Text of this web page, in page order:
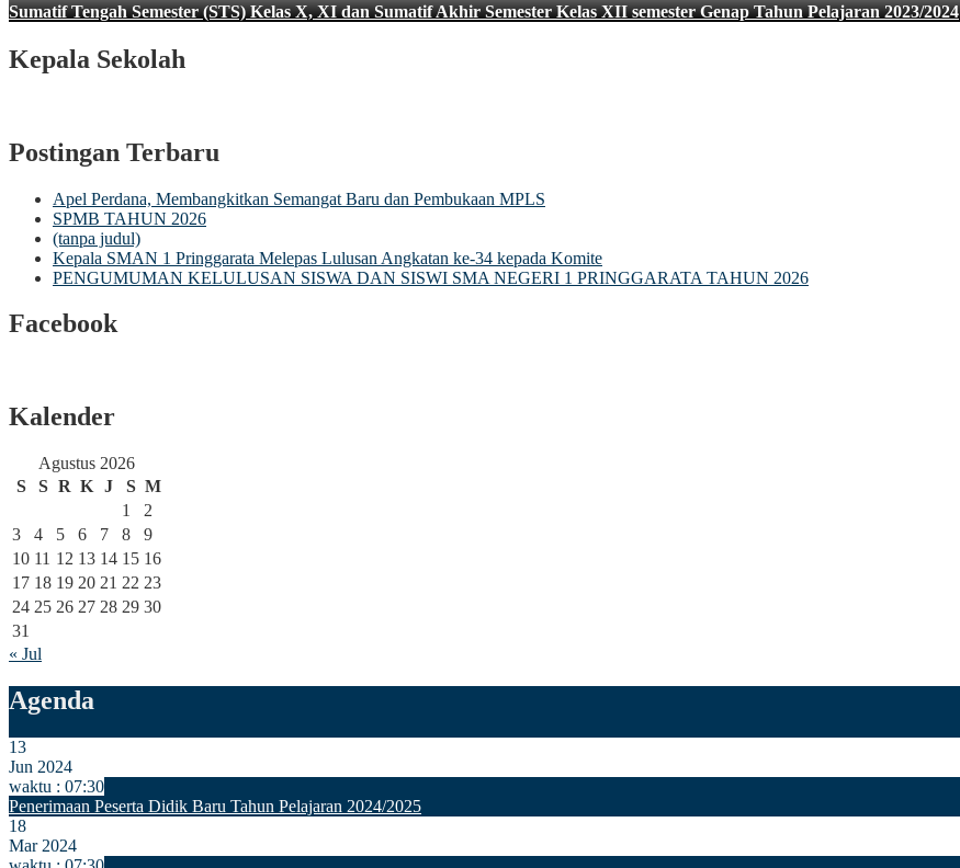
Sumatif Tengah Semester (STS) Kelas X, XI dan Sumatif Akhir Semester Kelas XII semester Genap Tahun Pelajaran 2023/2024
Kepala Sekolah
Postingan Terbaru
Apel Perdana, Membangkitkan Semangat Baru dan Pembukaan MPLS
SPMB TAHUN 2026
(tanpa judul)
Kepala SMAN 1 Pringgarata Melepas Lulusan Angkatan ke-34 kepada Komite
PENGUMUMAN KELULUSAN SISWA DAN SISWI SMA NEGERI 1 PRINGGARATA TAHUN 2026
Facebook
Kalender
Agustus 2026
S
S R K J S M
1
2
3
4 5 6 7 8
9
10 11 12 13 14 15 16
17 18 19 20 21 22 23
24 25 26 27 28 29 30
31
« Jul
Agenda
13
Jun 2024
waktu : 07:30
Penerimaan Peserta Didik Baru Tahun Pelajaran 2024/2025
18
Mar 2024